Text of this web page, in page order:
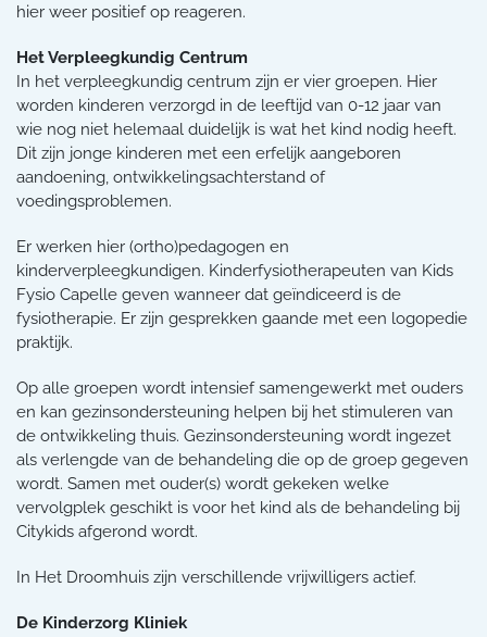
hier weer positief op reageren.
Het Verpleegkundig Centrum
In het verpleegkundig centrum zijn er vier groepen. Hier
worden kinderen verzorgd in de leeftijd van 0-12 jaar van
wie nog niet helemaal duidelijk is wat het kind nodig heeft.
Dit zijn jonge kinderen met een erfelijk aangeboren
aandoening, ontwikkelingsachterstand of
voedingsproblemen.
Er werken hier (ortho)pedagogen en
kinderverpleegkundigen. Kinderfysiotherapeuten van Kids
Fysio Capelle geven wanneer dat geïndiceerd is de
fysiotherapie. Er zijn gesprekken gaande met een logopedie
praktijk.
Op alle groepen wordt intensief samengewerkt met ouders
en kan gezinsondersteuning helpen bij het stimuleren van
de ontwikkeling thuis. Gezinsondersteuning wordt ingezet
als verlengde van de behandeling die op de groep gegeven
wordt. Samen met ouder(s) wordt gekeken welke
vervolgplek geschikt is voor het kind als de behandeling bij
Citykids afgerond wordt.
In Het Droomhuis zijn verschillende vrijwilligers actief.
De Kinderzorg Kliniek